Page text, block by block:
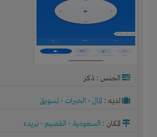
الجنس : ذكر
لديـه : المال - الخبرات - تسويق
المكان : السعودية - القصيم - بريده